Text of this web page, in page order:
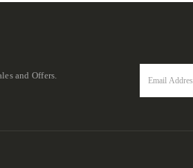
and Offers.